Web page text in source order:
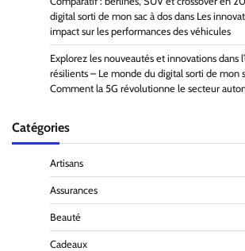
digital sorti de mon sac à dos dans Les
impact sur les performances des véhicules
Explorez les nouveautés et innovations dans
résilients – Le monde du digital sorti de mon
Comment la 5G révolutionne le secteur
Catégories
Artisans
Assurances
Beauté
Cadeaux